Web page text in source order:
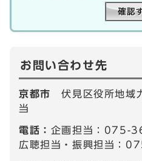
お問い合わせ先
京都市伏見区役所地域
当
電話： 企画担当：075-
広聴担当・振興担当：